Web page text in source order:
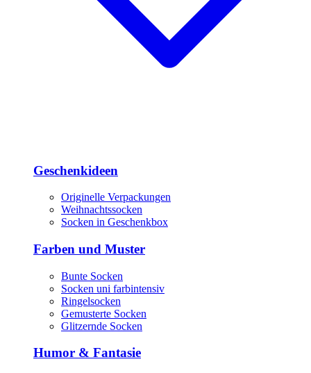
Geschenkideen
Originelle Verpackungen
Weihnachtssocken
Socken in Geschenkbox
Farben und Muster
Bunte Socken
Socken uni farbintensiv
Ringelsocken
Gemusterte Socken
Glitzernde Socken
Humor & Fantasie